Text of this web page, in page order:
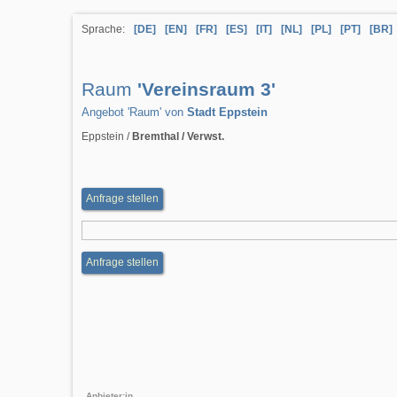
Sprache: [DE] [EN] [FR] [ES] [IT] [NL] [PL] [PT] [BR]
Raum 'Vereinsraum 3'
Angebot 'Raum' von Stadt Eppstein
Eppstein / Bremthal / Verwst.
Anfrage stellen
Anfrage stellen